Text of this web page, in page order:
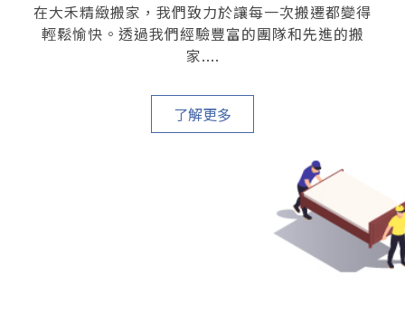
在大禾精緻搬家，我們致力於讓每一次搬遷都變得
輕鬆愉快。透過我們經驗豐富的團隊和先進的搬
家....
了解更多